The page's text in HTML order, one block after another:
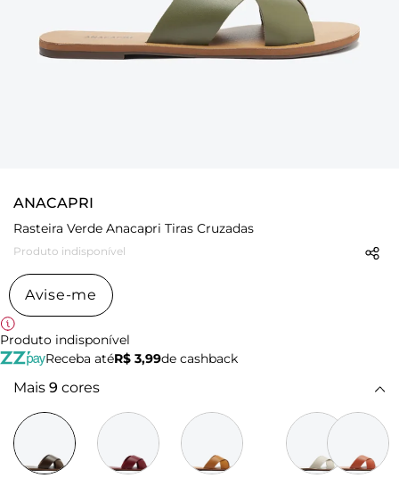
ANACAPRI
Rasteira Verde Anacapri Tiras Cruzadas
Produto indisponível
Avise-me
Produto indisponível
Receba atéR$ 3,99de cashback
Mais 9 cores